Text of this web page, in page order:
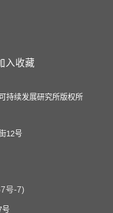
入收藏
持续发展研究所版权所
12号
号-7)
号